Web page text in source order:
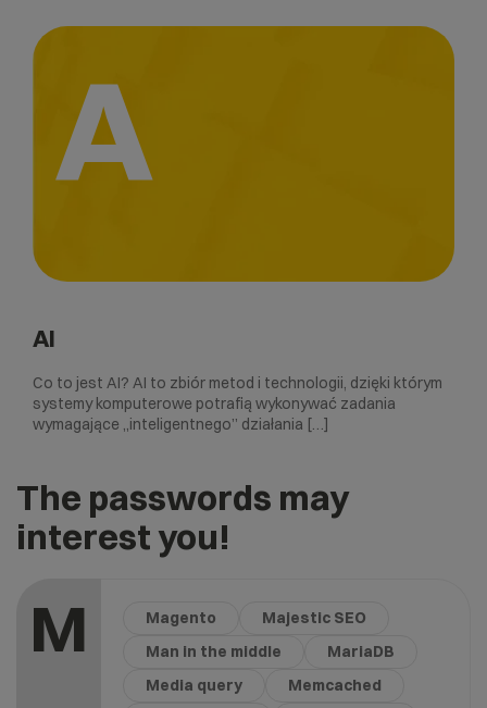
A
AI
Co to jest AI? AI to zbiór metod i technologii, dzięki którym
systemy komputerowe potrafią wykonywać zadania
wymagające „inteligentnego” działania […]
The passwords may
interest you!
M Magento
Majestic SEO
Man in the middle
MariaDB
Media query
Memcached